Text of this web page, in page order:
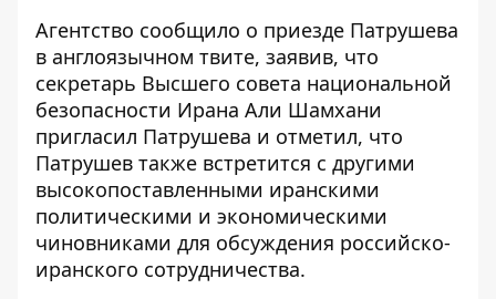
Агентство сообщило о приезде Патрушева
в англоязычном твите, заявив, что
секретарь Высшего совета национальной
безопасности Ирана Али Шамхани
пригласил Патрушева и отметил, что
Патрушев также встретится с другими
высокопоставленными иранскими
политическими и экономическими
чиновниками для обсуждения российско-
иранского сотрудничества.